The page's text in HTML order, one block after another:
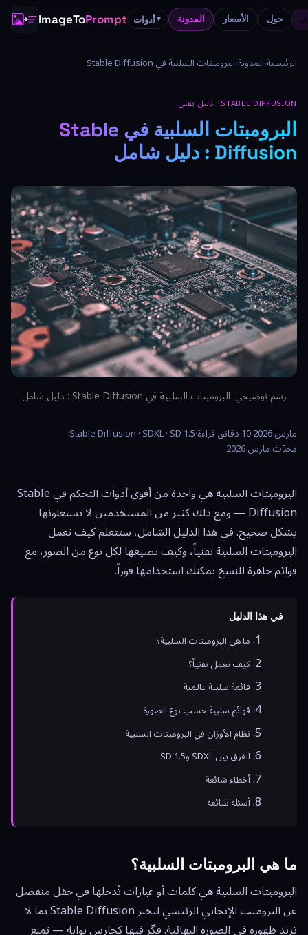
ImageToPrompt أدوات▼ المدونة الأسعار حول
الرئيسية›المدونة›البرومبتات السلبية في Stable Diffusion
STABLE DIFFUSION · دليل تقني
البرومبتات السلبية في Stable
Diffusion : دليل شامل
رسم توضيحي: البرومبتات السلبية في Stable Diffusion : دليل شامل
مارس 2026 ·10 دقائق قراءة ·
Stable Diffusion · SDXL · SD 1.5
·
محدّث مارس 2026
البرومبتات السلبية هي واحدة من أقوى أدوات التحكم في Stable
Diffusion — ومع ذلك كثير من المستخدمين لا يستغلونها
بشكل صحيح. في هذا الدليل الشامل، ستتعلم كيف تعمل
البرومبتات السلبية تقنياً، وكيف تصيغها لكل نوع من الصور، مع
قوائم جاهزة للنسخ يمكنك استخدامها فوراً.
في هذا الدليل
ما هي البرومبتات السلبية؟
كيف تعمل تقنياً؟
قائمة سلبية عالمية
قوائم سلبية حسب نوع الصورة
نظام الأوزان في البرومبتات السلبية
الفرق بين SDXL وSD 1.5
أخطاء شائعة
أسئلة شائعة
ما هي البرومبتات السلبية؟
البرومبتات السلبية هي كلمات أو عبارات تُدخلها في حقل منفصل
عن البرومبت الإيجابي الرئيسي لتخبر Stable Diffusion بما لا
تريد ظهوره في الصورة النهائية. فكّر فيها كحارس بوابة — تمنع